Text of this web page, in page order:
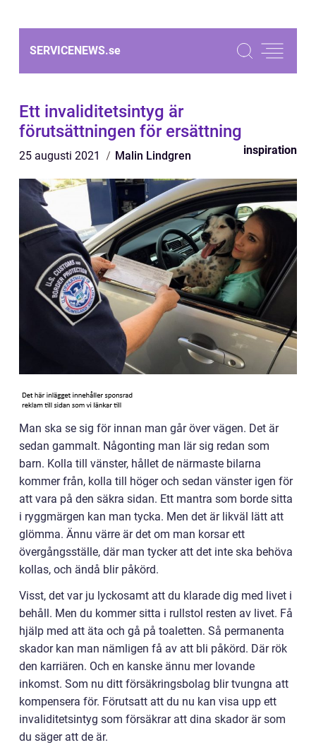
SERVICENEWS.se
Ett invaliditetsintyg är
förutsättningen för ersättning
25 augusti 2021 Malin Lindgren inspiration
Man ska se sig för innan man går över vägen. Det är
sedan gammalt. Någonting man lär sig redan som
barn. Kolla till vänster, hållet de närmaste bilarna
kommer från, kolla till höger och sedan vänster igen för
att vara på den säkra sidan. Ett mantra som borde sitta
i ryggmärgen kan man tycka. Men det är likväl lätt att
glömma. Ännu värre är det om man korsar ett
övergångsställe, där man tycker att det inte ska behöva
kollas, och ändå blir påkörd.
Visst, det var ju lyckosamt att du klarade dig med livet i
behåll. Men du kommer sitta i rullstol resten av livet. Få
hjälp med att äta och gå på toaletten. Så permanenta
skador kan man nämligen få av att bli påkörd. Där rök
den karriären. Och en kanske ännu mer lovande
inkomst. Som nu ditt försäkringsbolag blir tvungna att
kompensera för. Förutsatt att du nu kan visa upp ett
invaliditetsintyg som försäkrar att dina skador är som
du säger att de är.